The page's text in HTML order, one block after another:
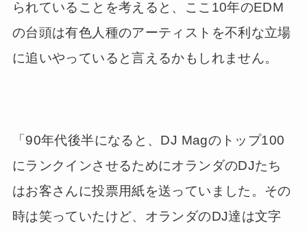
られていることを考えると、ここ10年のEDM
の台頭は有色人種のアーティストを不利な立場
に追いやっていると言えるかもしれません。
「90年代後半になると、DJ Magのトップ100
にランクインさせるためにオランダのDJたち
はお客さんに投票用紙を送っていました。その
時は笑っていたけど、オランダのDJ達は文字